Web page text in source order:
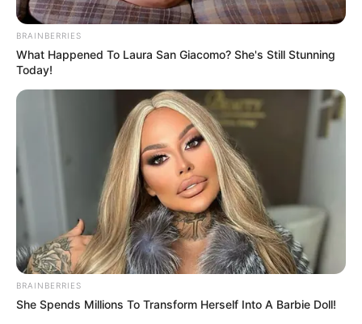
BRAINBERRIES
What Happened To Laura San Giacomo? She's Still Stunning
Today!
BRAINBERRIES
She Spends Millions To Transform Herself Into A Barbie Doll!